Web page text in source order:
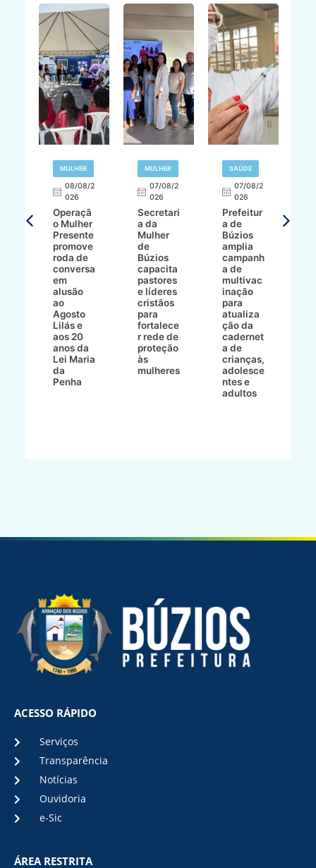
MULHER
08/08/2
026
Operaçã
o Mulher
Presente
promove
roda de
conversa
em
alusão
ao
Agosto
Lilás e
aos 20
anos da
Lei Maria
da
Penha
MULHER
07/08/2
026
Secretari
a da
Mulher
de
Búzios
capacita
pastores
e líderes
cristãos
para
fortalece
r rede de
proteção
às
mulheres
SAÚDE
07/08/2
026
Prefeitur
a de
Búzios
amplia
campanh
a de
multivac
inação
para
atualiza
ção da
cadernet
a de
crianças,
adolesce
ntes e
adultos
ACESSO RÁPIDO
Serviços
Transparência
Notícias
Ouvidoria
e-Sic
ÁREA RESTRITA